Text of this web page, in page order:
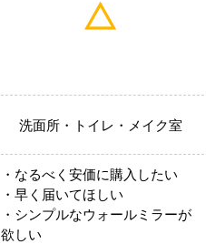
洗面所・トイレ・メイク室
・なるべく安価に購入したい
・早く届いてほしい
・シンプルなウォールミラーが
欲しい